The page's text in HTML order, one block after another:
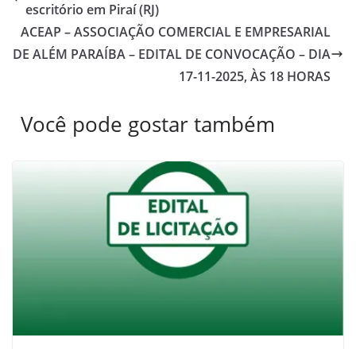
escritório em Piraí (RJ)
ACEAP – ASSOCIAÇÃO COMERCIAL E EMPRESARIAL
DE ALÉM PARAÍBA – EDITAL DE CONVOCAÇÃO – DIA
17-11-2025, ÀS 18 HORAS
Você pode gostar também